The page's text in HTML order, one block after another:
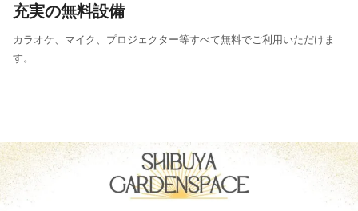
充実の無料設備
カラオケ、マイク、プロジェクター等すべて無料でご利用いただけま
す。